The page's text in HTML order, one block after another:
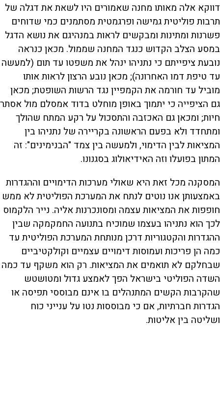
דווקא אלה מאותו מחנה שאמורים היו לשאת את דגלה של
תרבות פוליטית גמישה ופרגמטית מסתמנים כמי שדוחים
פשרנות ומתינות ומבקשים לראות במנהיגם את נושא הדגל
במסע הצלב הקדוש כנגד המחנה שממול. מכאן כנראה
נובעת ציפייתם כי נתניהו ינהל את משפטו עד תום (למעשה
עד טיפת דמו האחרונה); מכאן נובע הרצון לראות אותו
מוביל עד חורמה את הקמפיין נגד הרשות השופטת; מכאן
גם הציפייה כי יתמוך באופן מוחלט בדוד אמסלם מול אסתר
חיות; ומכאן גם האכזבה והתסכול על רקע המתח שהולך
ומתחדד ולא בפעם הראשונה בקריירה של נתניהו בין
המציאות לבין הדימוי, ולמעשה בין צמד "הבנימינים": זה
המתון בפועלו וזה האידיאולוג בסגנונו.
המסקנה מכל זאת היא שאולי מערכות הדימויים וההגדרות
באמצעותן אנו נוטים לנתח את המערכת הפוליטית לא ממש
חופפות את המציאות עצמה ומסונכרנות אליה. נייר הלקמוס
לכך הוא נתניהו בעצמו שמוכיח בתנועה החמקמקה שבין
ההגדרות והקטגוריות דרכן מנותחת המערכת הפוליטית עד
כמה הן פריכות ועמוסות דימויים עצמיים וקולקטיביים
שבחלקם לא תואמים את המציאות. רק הוא משקף עד כמה
השדה הפוליטי בישראל הפך לאמצע גדול ומטושטש
שהקרבות הקשים המתנהלים בו אינם מבוססי תפיסה או
הגדרות חברתיות, אם כי מבוססות נטו על ענייני כוח
ושליטה בין אליטות.